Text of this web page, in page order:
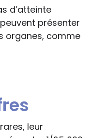
d’atteinte
présenter
organes, comme
leur